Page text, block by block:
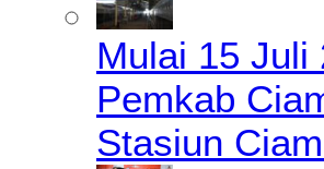
Mulai 15 Juli
Pemkab
Stasiun